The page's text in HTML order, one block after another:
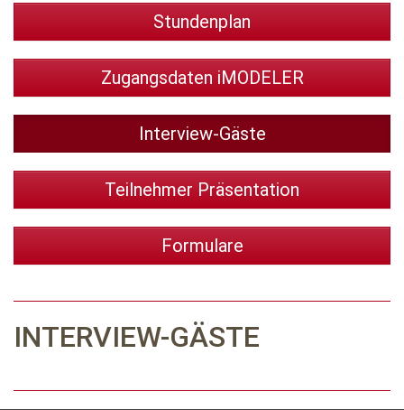
Stundenplan
Zugangsdaten iMODELER
Interview-Gäste
Teilnehmer Präsentation
Formulare
INTERVIEW-GÄSTE